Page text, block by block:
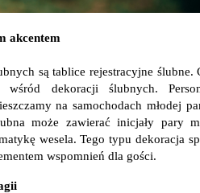
akcentem
są tablice rejestracyjne ślubne.
dekoracji ślubnych.
na samochodach młodej
może zawierać inicjały pary
wesela. Tego typu dekoracja
wspomnień dla gości.